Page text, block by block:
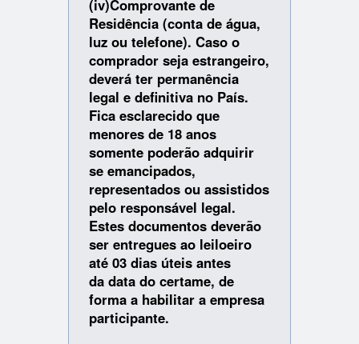
(iv)Comprovante de
Residência (conta de água,
luz ou telefone). Caso o
comprador seja estrangeiro,
deverá ter permanência
legal e definitiva no País.
Fica esclarecido que
menores de 18 anos
somente poderão adquirir
se emancipados,
representados ou assistidos
pelo responsável legal.
Estes documentos deverão
ser entregues ao leiloeiro
até 03 dias úteis antes
da data do certame, de
forma a habilitar a empresa
participante.